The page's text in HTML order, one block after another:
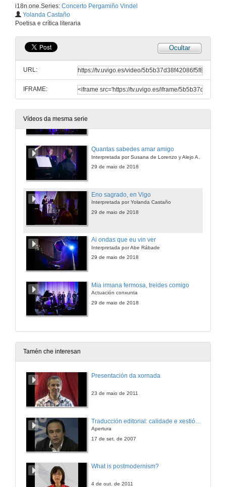
i18n.one.Series: Concerto Pergamiño Vindel
Yolanda Castaño
Poetisa e crítica literaria
Ocultar
URL:
IFRAME:
Vídeos da mesma serie
Interpretada por Eladio
29 de maio de 2018
Quantas sabedes amar amigo
29 de maio de 2018
Eno sagrado, en Vigo
Interpretada por Yolanda Castaño
29 de maio de 2018
Ai ondas que eu vin ver
Interpretada por Abe Rábade
29 de maio de 2018
Mia irmana fermosa, treides comigo
Actuación conxunta
29 de maio de 2018
Tamén che interesan
Presentación da xornada
23 de maio de 2011
Apertura
17 de set. de 2007
What is postmodernism?
4 de out. de 2011